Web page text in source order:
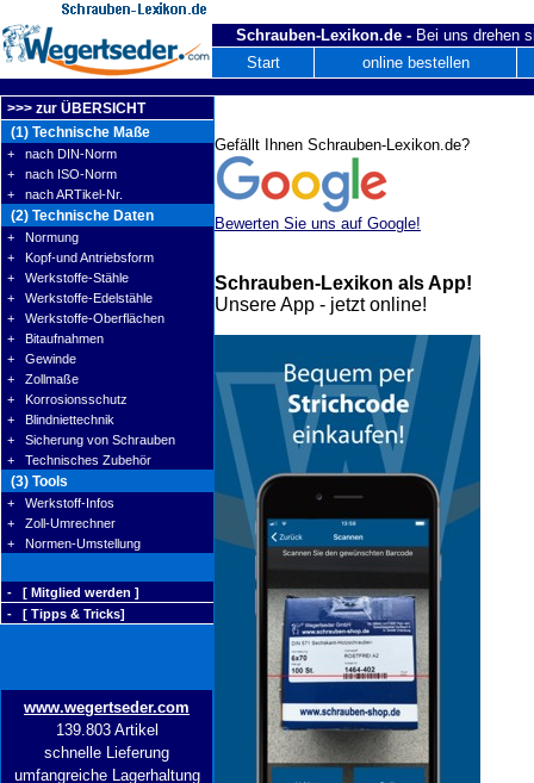
Schrauben-Lexikon.de - Bei uns drehen
Start
online bestellen
>>> zur ÜBERSICHT
(1) Technische Maße
+ nach DIN-Norm
+ nach ISO-Norm
+ nach ARTikel-Nr.
(2) Technische Daten
+ Normung
+ Kopf-und Antriebsform
+ Werkstoffe-Stähle
+ Werkstoffe-Edelstähle
+ Werkstoffe-Oberflächen
+ Bitaufnahmen
+ Gewinde
+ Zollmaße
+ Korrosionsschutz
+ Blindniettechnik
+ Sicherung von Schrauben
+ Technisches Zubehör
(3) Tools
+ Werkstoff-Infos
+ Zoll-Umrechner
+ Normen-Umstellung
- [ Mitglied werden ]
- [ Tipps & Tricks]
www.wegertseder.com
139.803 Artikel
schnelle Lieferung
umfangreiche Lagerhaltung
Gefällt Ihnen Schrauben-Lexikon.de?
Bewerten Sie uns auf Google!
Schrauben-Lexikon als App!
Unsere App - jetzt online!